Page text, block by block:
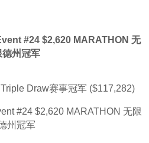
Draw赛事冠军 ($117,282)